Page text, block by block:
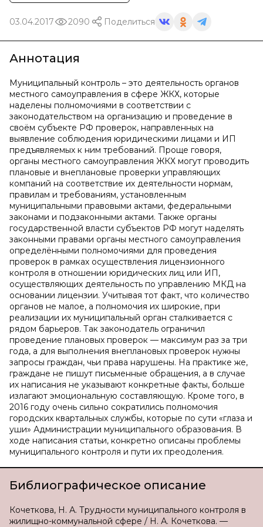
03.04.2017 2090 Поделиться
Аннотация
Муниципальный контроль – это деятельность органов
местного самоуправления в сфере ЖКХ, которые
наделены полномочиями в соответствии с
законодательством на организацию и проведение в
своём субъекте РФ проверок, направленных на
выявление соблюдения юридическими лицами и ИП
предъявляемых к ним требований. Проще говоря,
органы местного самоуправления ЖКХ могут проводить
плановые и внеплановые проверки управляющих
компаний на соответствие их деятельности нормам,
правилам и требованиям, установленным
муниципальными правовыми актами, федеральными
законами и подзаконными актами. Также органы
государственной власти субъектов РФ могут наделять
законными правами органы местного самоуправления
определёнными полномочиями для проведения
проверок в рамках осуществления лицензионного
контроля в отношении юридических лиц или ИП,
осуществляющих деятельность по управлению МКД на
основании лицензии. Учитывая тот факт, что количество
органов не малое, а полномочия их широкие, при
реализации их муниципальный орган сталкивается с
рядом барьеров. Так законодатель ограничил
проведение плановых проверок — максимум раз за три
года, а для выполнения внеплановых проверок нужны
запросы граждан, чьи права нарушены. На практике же,
граждане не пишут письменные обращения, а в случае
их написания не указывают конкретные факты, больше
излагают эмоциональную составляющую. Кроме того, в
2016 году очень сильно сократились полномочия
городских квартальных службы, которые по сути «глаза и
уши» Администрации муниципального образования. В
ходе написания статьи, конкретно описаны проблемы
муниципального контроля и пути их преодоления.
Библиографическое описание
Кочеткова, Н. А. Трудности муниципального контроля в
жилищно-коммунальной сфере / Н. А. Кочеткова. —